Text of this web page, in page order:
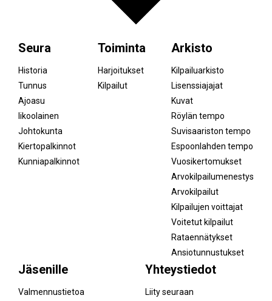
Seura
Historia
Tunnus
Ajoasu
Iikoolainen
Johtokunta
Kiertopalkinnot
Kunniapalkinnot
Toiminta
Harjoitukset
Kilpailut
Arkisto
Kilpailuarkisto
Lisenssiajajat
Kuvat
Röylän tempo
Suvisaariston tempo
Espoonlahden tempo
Vuosikertomukset
Arvokilpailumenestys
Arvokilpailut
Kilpailujen voittajat
Voitetut kilpailut
Rataennätykset
Ansiotunnustukset
Jäsenille
Valmennustietoa
Yhteystiedot
Liity seuraan